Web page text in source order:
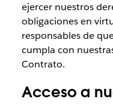
ejercer nuestros
obligaciones en
responsables de
cumpla con
Contrato.
Acceso a